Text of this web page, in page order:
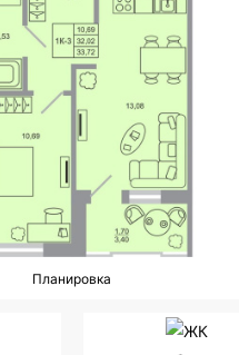
Планировка